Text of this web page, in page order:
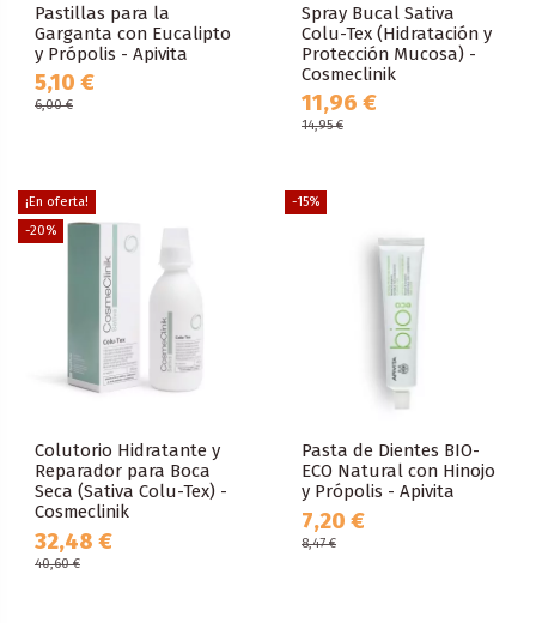
Pastillas para la
Garganta con Eucalipto
y Própolis - Apivita
5,10 €
6,00 €
Spray Bucal Sativa
Colu-Tex (Hidratación y
Protección Mucosa) -
Cosmeclinik
11,96 €
14,95 €
¡En oferta!
-20%
Colutorio Hidratante y
Reparador para Boca
Seca (Sativa Colu-Tex) -
Cosmeclinik
32,48 €
40,60 €
-15%
Pasta de Dientes BIO-
ECO Natural con Hinojo
y Própolis - Apivita
7,20 €
8,47 €